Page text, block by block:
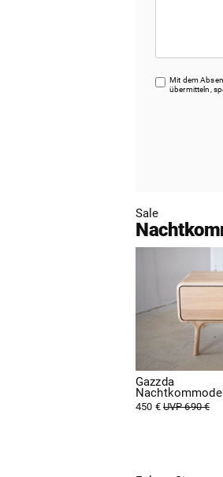
Mit dem
übermitteln,
Sale
Gazzda
450 €UVP 690 €